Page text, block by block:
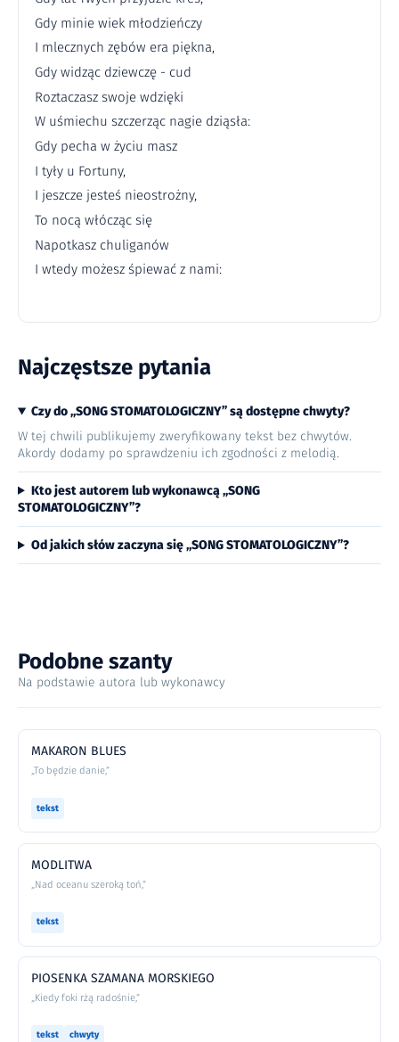
Gdy minie wiek młodzieńczy
I mlecznych zębów era piękna,
Gdy widząc dziewczę - cud
Roztaczasz swoje wdzięki
W uśmiechu szczerząc nagie dziąsła:
Gdy pecha w życiu masz
I tyły u Fortuny,
I jeszcze jesteś nieostrożny,
To nocą włócząc się
Napotkasz chuliganów
I wtedy możesz śpiewać z nami:
Najczęstsze pytania
Czy do „SONG STOMATOLOGICZNY” są dostępne chwyty?
W tej chwili publikujemy zweryfikowany tekst bez chwytów.
Akordy dodamy po sprawdzeniu ich zgodności z melodią.
Kto jest autorem lub wykonawcą „SONG
STOMATOLOGICZNY”?
Od jakich słów zaczyna się „SONG STOMATOLOGICZNY”?
Podobne szanty
Na podstawie autora lub wykonawcy
MAKARON BLUES
„To będzie danie,”
tekst
MODLITWA
„Nad oceanu szeroką toń,”
tekst
PIOSENKA SZAMANA MORSKIEGO
„Kiedy foki rżą radośnie,”
tekst chwyty